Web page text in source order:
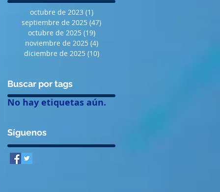
octubre de 2023 (1)1 entrada
septiembre de 2025 (47)
octubre de 2025 (19)19 entradas
noviembre de 2025 (4)4 entradas
diciembre de 2025 (10)10 entradas
Buscar por tags
No hay etiquetas aún.
Síguenos